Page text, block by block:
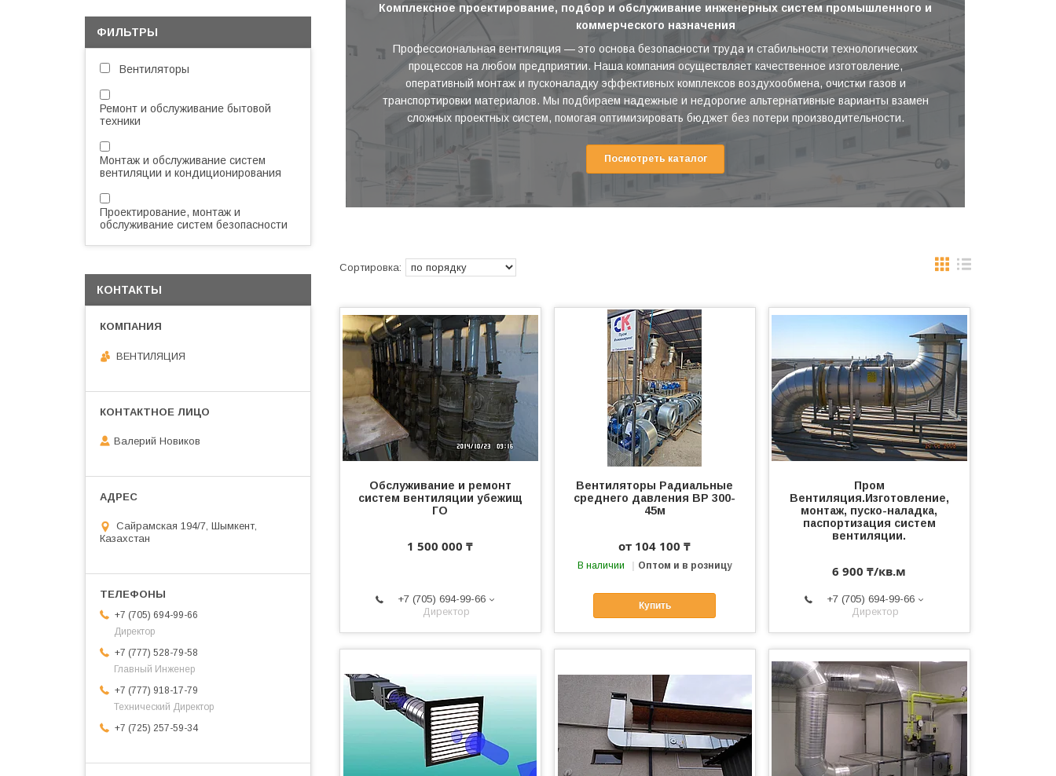
Комплексное проектирование, подбор и обслуживание инженерных систем промышленного и
коммерческого назначения
Профессиональная вентиляция — это основа безопасности труда и стабильности технологических
процессов на любом предприятии. Наша компания осуществляет качественное изготовление,
оперативный монтаж и пусконаладку эффективных комплексов воздухообмена, очистки газов и
транспортировки материалов. Мы подбираем надежные и недорогие альтернативные варианты взамен
сложных проектных систем, помогая оптимизировать бюджет без потери производительности.
Посмотреть каталог
Обслуживание и ремонт
систем вентиляции убежищ
ГО
1 500 000 ₸
+7 (705) 694-99-66
Директор
Вентиляторы Радиальные
среднего давления ВР 300-
45м
от 104 100 ₸
В наличии Оптом и в розницу
Купить
Пром
Вентиляция.Изготовление,
монтаж, пуско-наладка,
паспортизация систем
вентиляции.
6 900 ₸/кв.м
+7 (705) 694-99-66
Директор
ФИЛЬТРЫ
Вентиляторы
Ремонт и обслуживание бытовой
техники
Монтаж и обслуживание систем
вентиляции и кондиционирования
Проектирование, монтаж и
обслуживание систем безопасности
КОНТАКТЫ
ВЕНТИЛЯЦИЯ
Валерий Новиков
Сайрамская 194/7, Шымкент,
Казахстан
+7 (705) 694-99-66
Директор
+7 (777) 528-79-58
Главный Инженер
+7 (777) 918-17-79
Технический Директор
+7 (725) 257-59-34